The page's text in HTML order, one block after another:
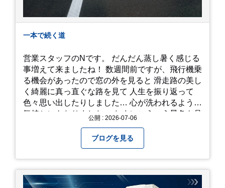
一本で続く道
営業スタッフのNです。 だんだん蒸し暑く感じる
事増えて来ましたね！ 数週間前ですが、飛行機乗
る機会があったので窓の外を見ると 滑走路の美し
く綺麗に真っ直ぐな路を見て 人生を振り返って
色々思い出したりしました… 心が洗われるような
気持ちにもなりました。 たまにこういう景色も見
番になりますが皆様方くれぐれもご自愛ください
公開 : 2026-07-06
ブログを見る